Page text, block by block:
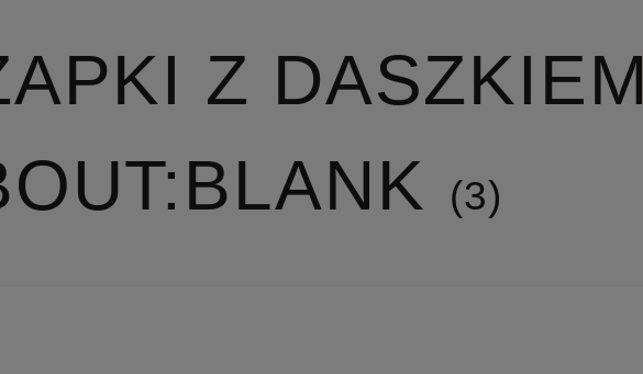
Z DASZKIEM
3